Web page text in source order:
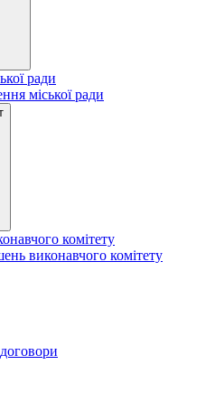
ради
міської ради
комітету
виконавчого комітету